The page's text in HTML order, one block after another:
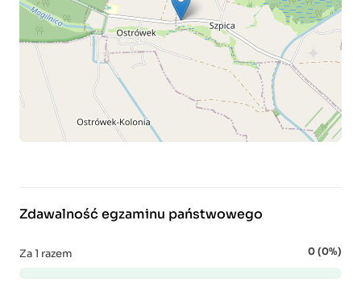
Zdawalność egzaminu państwowego
Za 1 razem 0 (0%)